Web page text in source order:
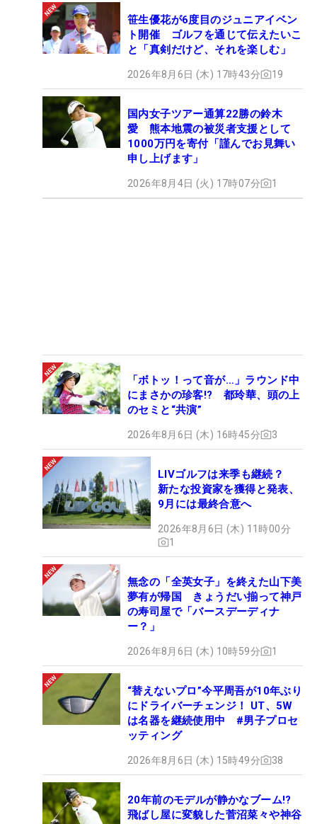
笹生優花が6度目のジュニアイベン
ト開催 ゴルフを通じて伝えたいこ
と「真剣だけど、それを楽しむ」
2026年8月6日 (木) 17時43分 19
国内女子ツアー通算22勝の鈴木
愛 熊本地震の被災者支援として
1000万円を寄付「謹んでお見舞い
申し上げます」
2026年8月4日 (火) 17時07分 1
「ボトッ！って音が…」ラウンド中
にまさかの珍客!? 都玲華、頭の上
のセミと“共演”
2026年8月6日 (木) 16時45分 3
LIVゴルフは来季も継続？
新たな投資家を獲得と発表、
9月には最終合意へ
2026年8月6日 (木) 11時00分
1
無念の「全英女子」を終えた山下美
夢有が帰国 きょうだい揃って神戸
の寿司屋で「バースデーディナ
ー？」
2026年8月6日 (木) 10時59分 1
“替えないプロ”今平周吾が10年ぶり
にドライバーチェンジ！ UT、5W
は名器を継続使用中 #男子プロセ
ッティング
2026年8月6日 (木) 15時49分 38
20年前のモデルが静かなブーム!?
飛ばし屋に変貌した菅沼菜々や神谷